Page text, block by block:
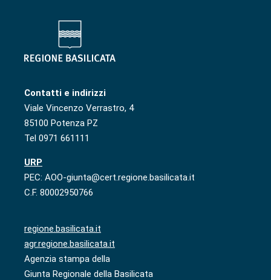
Contatti e indirizzi
Viale Vincenzo Verrastro, 4
85100 Potenza PZ
Tel 0971 661111
URP
PEC: AOO-giunta@cert.regione.basilicata.it
C.F. 80002950766
regione.basilicata.it
agr.regione.basilicata.it
Agenzia stampa della
Giunta Regionale della Basilicata